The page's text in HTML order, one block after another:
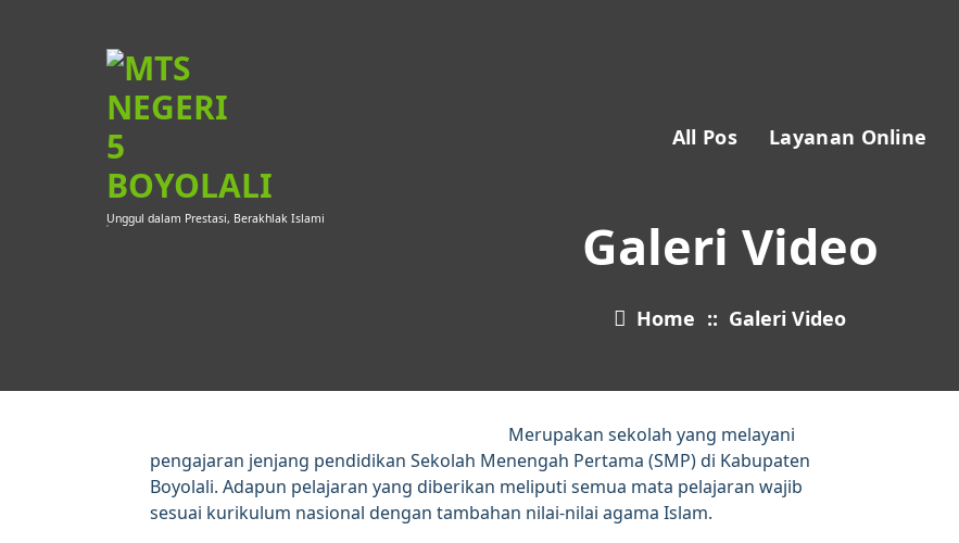
Unggul dalam Prestasi, Berakhlak Islami
All Pos Layanan Online
Galeri Video
Home :: Galeri Video
Merupakan sekolah yang melayani
pengajaran jenjang pendidikan Sekolah Menengah Pertama (SMP) di Kabupaten
Boyolali. Adapun pelajaran yang diberikan meliputi semua mata pelajaran wajib
sesuai kurikulum nasional dengan tambahan nilai-nilai agama Islam.